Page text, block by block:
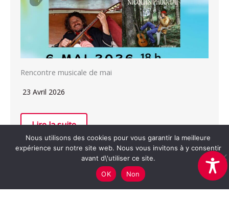
Rencontre musicale de mai
23 Avril 2026
Lire la suite
Nous utilisons des cookies pour vous garantir la meilleure
expérience sur notre site web. Nous vous invitons à y consentir
avant d\'utiliser ce site.
OK
Non